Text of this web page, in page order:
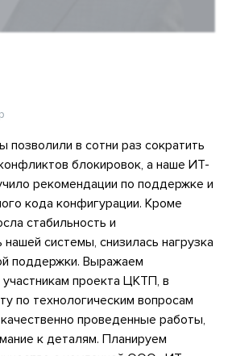
в сотни раз сократить
блокировок, а наше ИТ-
рекомендации по поддержке и
кода конфигурации. Кроме
стабильность и
системы, снизилась нагрузка
поддержки. Выражаем
проекта ЦКТП, в
по технологическим вопросам
проведенные работы,
к деталям. Планируем